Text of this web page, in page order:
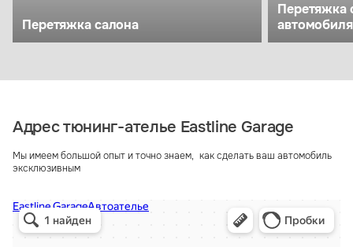
Перетяжка салона
Перетяжка
автомобиля
Адрес тюнинг-ателье Eastline Garage
Мы имеем большой опыт и точно знаем, как сделать ваш автомобиль
эксклюзивным